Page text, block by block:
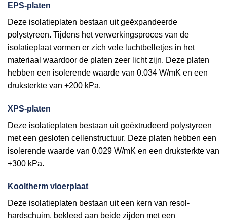
EPS-platen
Deze isolatieplaten bestaan uit geëxpandeerde
polystyreen. Tijdens het verwerkingsproces van de
isolatieplaat vormen er zich vele luchtbelletjes in het
materiaal waardoor de platen zeer licht zijn. Deze platen
hebben een isolerende waarde van 0.034 W/mK en een
druksterkte van +200 kPa.
XPS-platen
Deze isolatieplaten bestaan uit geëxtrudeerd polystyreen
met een gesloten cellenstructuur. Deze platen hebben een
isolerende waarde van 0.029 W/mK en een druksterkte van
+300 kPa.
Kooltherm vloerplaat
Deze isolatieplaten bestaan uit een kern van resol-
hardschuim, bekleed aan beide zijden met een